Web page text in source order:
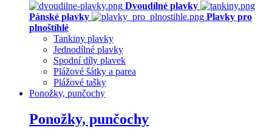
Dvoudílné plavky
Pánské plavky
Plavky pro
plnoštíhlé
Tankiny plavky
Jednodílné plavky
Spodní díly plavek
Plážové šátky a parea
Plážové tašky
Ponožky, punčochy
Ponožky, punčochy